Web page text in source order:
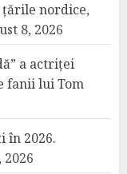
nordice,
8, 2026
a actriței
fanii lui Tom
în 2026.
2026